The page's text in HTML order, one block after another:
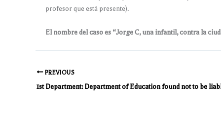
profesor que está presente).
El nombre del caso es “Jorge C, una infantil, contra la
PREVIOUS